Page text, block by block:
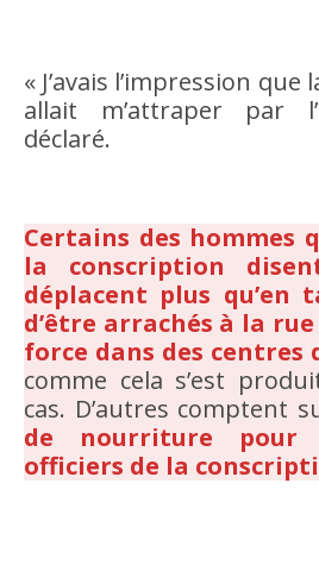
« J’avais l’impression
allait m’attraper par
déclaré.
Certains des hommes
la conscription
déplacent plus qu’en
d’être arrachés à la
force dans des centres
comme cela s’est
cas. D’autres comptent
de nourriture pour
officiers de la